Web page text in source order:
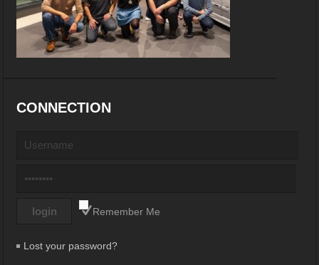
CONNECTION
Remember Me
Lost your password?